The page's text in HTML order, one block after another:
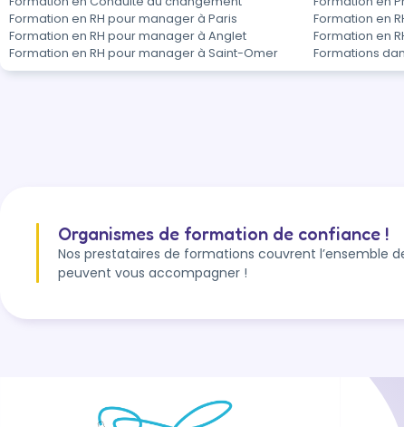
Formation en RH pour manager à Paris
Formation en
Formation en RH pour manager à Anglet
Formation en
Formation en RH pour manager à Saint-Omer
Formations
Organismes de formation de confiance !
Nos prestataires de formations couvrent l’ensemble
peuvent vous accompagner !